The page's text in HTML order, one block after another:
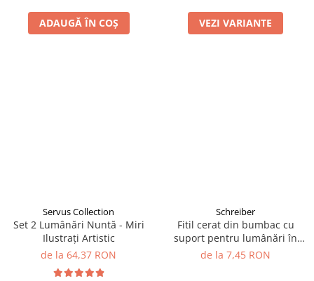
ADAUGĂ ÎN COȘ VEZI VARIANTE
Servus Collection
Set 2 Lumânări Nuntă - Miri
Ilustrați Artistic
de la 64,37 RON
Schreiber
Fitil cerat din bumbac cu
suport pentru lumânări în
recipient
de la 7,45 RON